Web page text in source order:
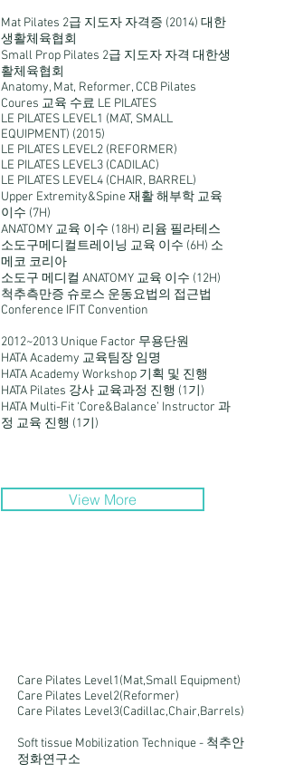
Mat Pilates 2급 지도자 자격증 (2014) 대한
생활체육협회
Small Prop Pilates 2급 지도자 자격 대한생
활체육협회
Anatomy, Mat, Reformer, CCB Pilates
Coures 교육 수료 LE PILATES
LE PILATES LEVEL1 (MAT, SMALL
EQUIPMENT) (2015)
LE PILATES LEVEL2 (REFORMER)
LE PILATES LEVEL3 (CADILAC)
LE PILATES LEVEL4 (CHAIR, BARREL)
Upper Extremity&Spine 재활 해부학 교육
이수 (7H)
ANATOMY 교육 이수 (18H) 리윰 필라테스
소도구메디컬트레이닝 교육 이수 (6H) 소
메코 코리아
소도구 메디컬 ANATOMY 교육 이수 (12H)
척추측만증 슈로스 운동요법의 접근법
Conference IFIT Convention
2012~2013 Unique Factor 무용단원
HATA Academy 교육팀장 임명
HATA Academy Workshop 기획 및 진행
HATA Pilates 강사 교육과정 진행 (1기)
HATA Multi-Fit ‘Core&Balance’ Instructor 과
정 교육 진행 (1기)
View More
Care Pilates Level1(Mat,Small Equipment)
Care Pilates Level2(Reformer)
Care Pilates Level3(Cadillac,Chair,Barrels)
Soft tissue Mobilization Technique - 척추안
정화연구소